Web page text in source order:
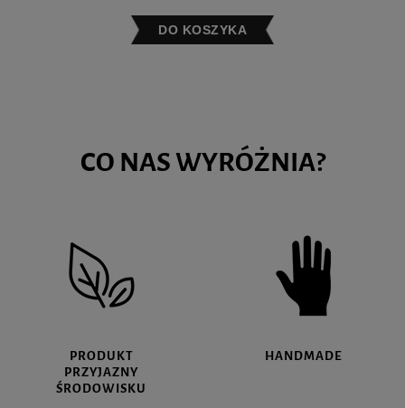
DO KOSZYKA
CO NAS WYRÓŻNIA?
PRODUKT
PRZYJAZNY
ŚRODOWISKU
HANDMADE